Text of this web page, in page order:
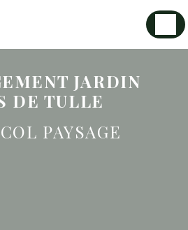
JARDIN
DE TULLE
PAYSAGE